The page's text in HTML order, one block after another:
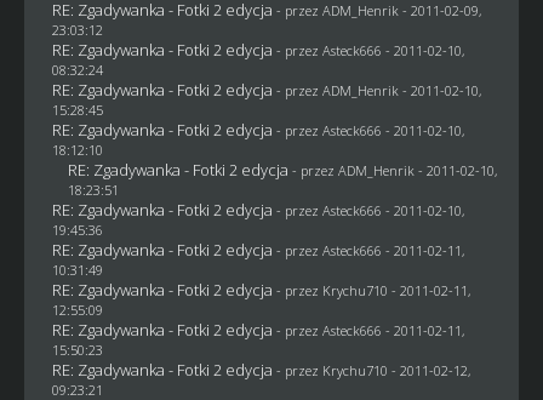
RE: Zgadywanka - Fotki 2 edycja - przez ADM_Henrik - 2011-02-09,
23:03:12
RE: Zgadywanka - Fotki 2 edycja - przez Asteck666 - 2011-02-10,
08:32:24
RE: Zgadywanka - Fotki 2 edycja - przez ADM_Henrik - 2011-02-10,
15:28:45
RE: Zgadywanka - Fotki 2 edycja - przez Asteck666 - 2011-02-10,
18:12:10
RE: Zgadywanka - Fotki 2 edycja - przez ADM_Henrik - 2011-02-10,
18:23:51
RE: Zgadywanka - Fotki 2 edycja - przez Asteck666 - 2011-02-10,
19:45:36
RE: Zgadywanka - Fotki 2 edycja - przez Asteck666 - 2011-02-11,
10:31:49
RE: Zgadywanka - Fotki 2 edycja - przez Krychu710 - 2011-02-11,
12:55:09
RE: Zgadywanka - Fotki 2 edycja - przez Asteck666 - 2011-02-11,
15:50:23
RE: Zgadywanka - Fotki 2 edycja - przez Krychu710 - 2011-02-12,
09:23:21